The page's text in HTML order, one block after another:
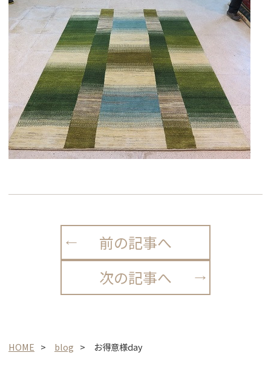
前の記事へ
次の記事へ
HOME blog お得意様day